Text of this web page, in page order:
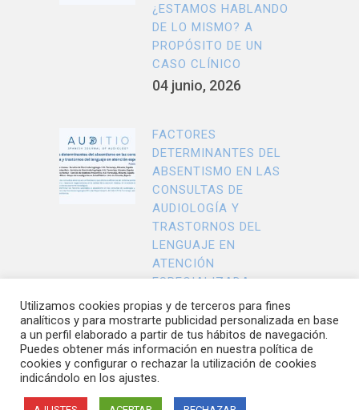
¿ESTAMOS HABLANDO
DE LO MISMO? A
PROPÓSITO DE UN
CASO CLÍNICO
04 junio, 2026
FACTORES
DETERMINANTES DEL
ABSENTISMO EN LAS
CONSULTAS DE
AUDIOLOGÍA Y
TRASTORNOS DEL
LENGUAJE EN
ATENCIÓN
ESPECIALIZADA
29 abril, 2026
© Copyright AEDA |
Política de Cookies
Utilizamos cookies propias y de terceros para fines
analíticos y para mostrarte publicidad personalizada en base
a un perfil elaborado a partir de tus hábitos de navegación.
Puedes obtener más información en nuestra política de
cookies y configurar o rechazar la utilización de cookies
indicándolo en los ajustes.